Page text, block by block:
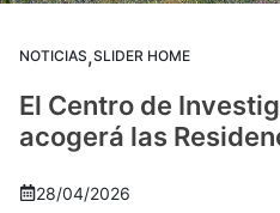
NOTICIAS,SLIDER HOME
El Centro de
acogerá las
28/04/2026